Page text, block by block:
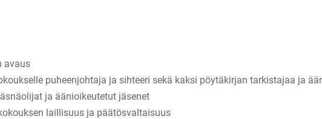
avaus
puheenjohtaja ja sihteeri sekä kaksi pöytäkirjan tarkistajaa ja
ja äänioikeutetut jäsenet
laillisuus ja päätösvaltaisuus